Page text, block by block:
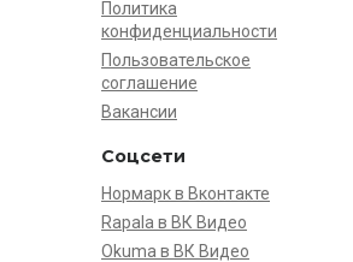
Политика
конфиденциальности
Пользовательское
соглашение
Вакансии
Соцсети
Нормарк в Вконтакте
Rapala в ВК Видео
Okuma в ВК Видео